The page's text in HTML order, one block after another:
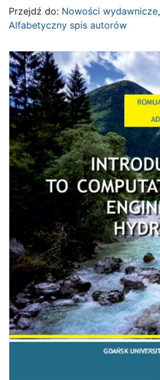
Przejdź do: Nowości wydawnicze,
Alfabetyczny spis autorów